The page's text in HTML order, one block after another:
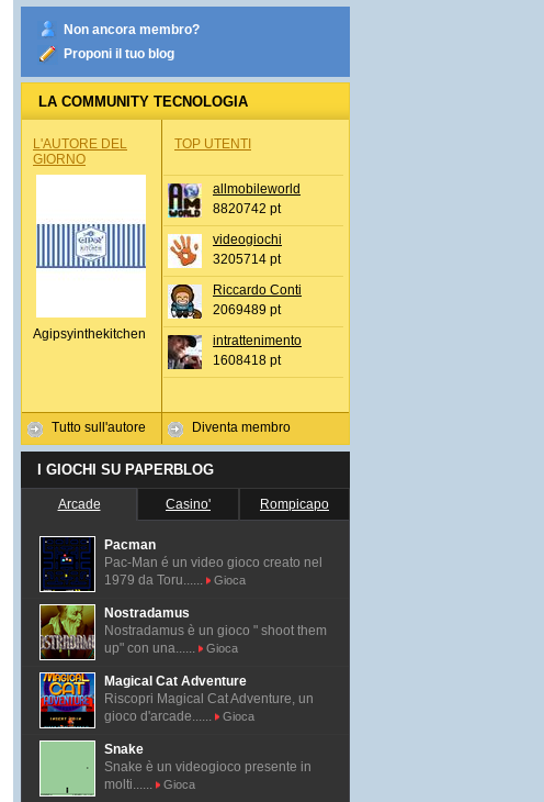
Non ancora membro?
Proponi il tuo blog
LA COMMUNITY TECNOLOGIA
L'AUTORE DEL
GIORNO
Agipsyinthekitchen
Tutto sull'autore
TOP UTENTI
allmobileworld
8820742 pt
videogiochi
3205714 pt
Riccardo Conti
2069489 pt
intrattenimento
1608418 pt
Diventa membro
I GIOCHI SU PAPERBLOG
Arcade Casino' Rompicapo
Pacman
Pac-Man é un video gioco creato nel
1979 da Toru......
Gioca
Nostradamus
Nostradamus è un gioco " shoot them
up" con una......
Gioca
Magical Cat Adventure
Riscopri Magical Cat Adventure, un
gioco d'arcade......
Gioca
Snake
Snake è un videogioco presente in
molti......
Gioca